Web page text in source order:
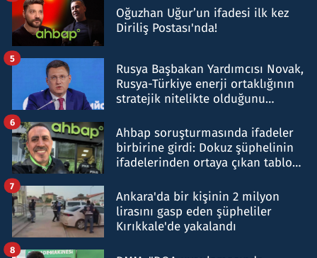
Oğuzhan Uğur’un ifadesi ilk kez
Diriliş Postası'nda!
Rusya Başbakan Yardımcısı Novak,
Rusya-Türkiye enerji ortaklığının
stratejik nitelikte olduğunu
5
Ahbap soruşturmasında ifadeler
birbirine girdi: Dokuz şüphelinin
ifadelerinden ortaya çıkan tablo
6
Ankara'da bir kişinin 2 milyon
lirasını gasp eden şüpheliler
Kırıkkale'de yakalandı
7
8